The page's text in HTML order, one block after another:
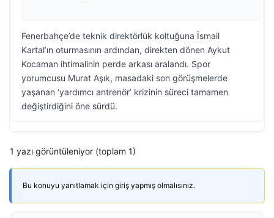
Fenerbahçe’de teknik direktörlük koltuğuna İsmail
Kartal’ın oturmasının ardından, direkten dönen Aykut
Kocaman ihtimalinin perde arkası aralandı. Spor
yorumcusu Murat Aşık, masadaki son görüşmelerde
yaşanan ‘yardımcı antrenör’ krizinin süreci tamamen
değiştirdiğini öne sürdü.
1 yazı görüntüleniyor (toplam 1)
Bu konuyu yanıtlamak için giriş yapmış olmalısınız.